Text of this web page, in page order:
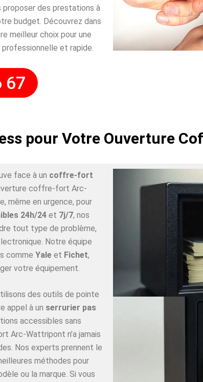
proposer des prestations à
budget. Découvrez dans
meilleur choix pour une
professionnelle et rapide.
67
pour Votre Ouverture
face à un coffre-fort
coffre-fort Arc-
même en urgence, pour
24h/24 et 7j/7, nos
tout type de problème,
Notre équipe
comme Yale et Fichet,
votre équipement.
des outils de pointe
appel à un serrurier pas
accessibles sans
Arc-Wattripont n’a jamais
Nos experts prennent le
méthodes pour
ou la marque. Si vous